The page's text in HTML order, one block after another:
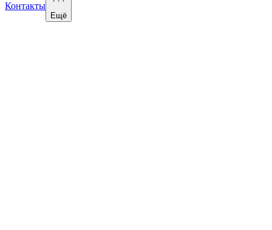
Контакты
Ещё